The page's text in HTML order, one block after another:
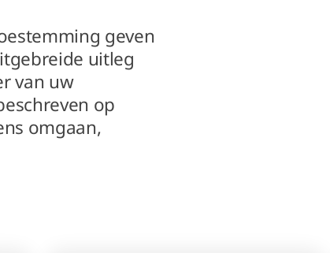
geven
uitleg
van uw
op
omgaan,